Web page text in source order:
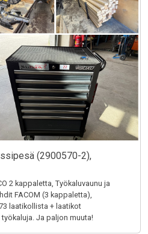
(2900570-2),
2 kappaletta, Työkaluvaunu ja
FACOM (3 kappaletta),
laatikollista + laatikot
Ja paljon muuta!